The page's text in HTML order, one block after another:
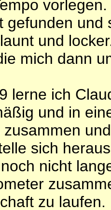
gefunden
und
mich dann
lerne ich
und in
sich
nicht
zu laufen.